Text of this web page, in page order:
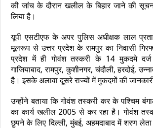
की जांच के दौरान खलील के बिहार जाने की
लिया है।
यूपी एसटीएफ के अपर पुलिस अधीक्षक लाल
मूलरूप से उत्तर प्रदेश के रामपुर का निवासी
प्रदेश में ही गोवंश तस्करी के 14 मुकदमे दर्ज
गाजियाबाद, रामपुर, कुशीनगर, चंदौली, हरदोई,
है। इसके अलावा दूसरे राज्यों में मुकदमों की
उन्होंने बताया कि गोवंश तस्करी कर के पश्चिम
का कार्य खलील 2005 से कर रहा है। गोवंश
छुपने के लिए दिल्ली, मुंबई, अहमदाबाद में शरण